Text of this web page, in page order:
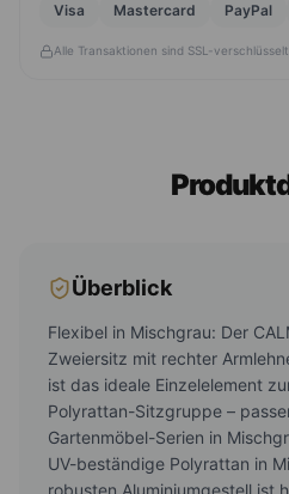
Visa Mastercard PayPal
Alle Transaktionen sind SSL-
Überblick
Flexibel in Mischgrau: Der
Zweiersitz mit rechter
ist das ideale Einzelelement
Polyrattan-Sitzgruppe –
Gartenmöbel-Serien in
UV-beständige Polyrattan in
robusten Aluminiumgestell ist